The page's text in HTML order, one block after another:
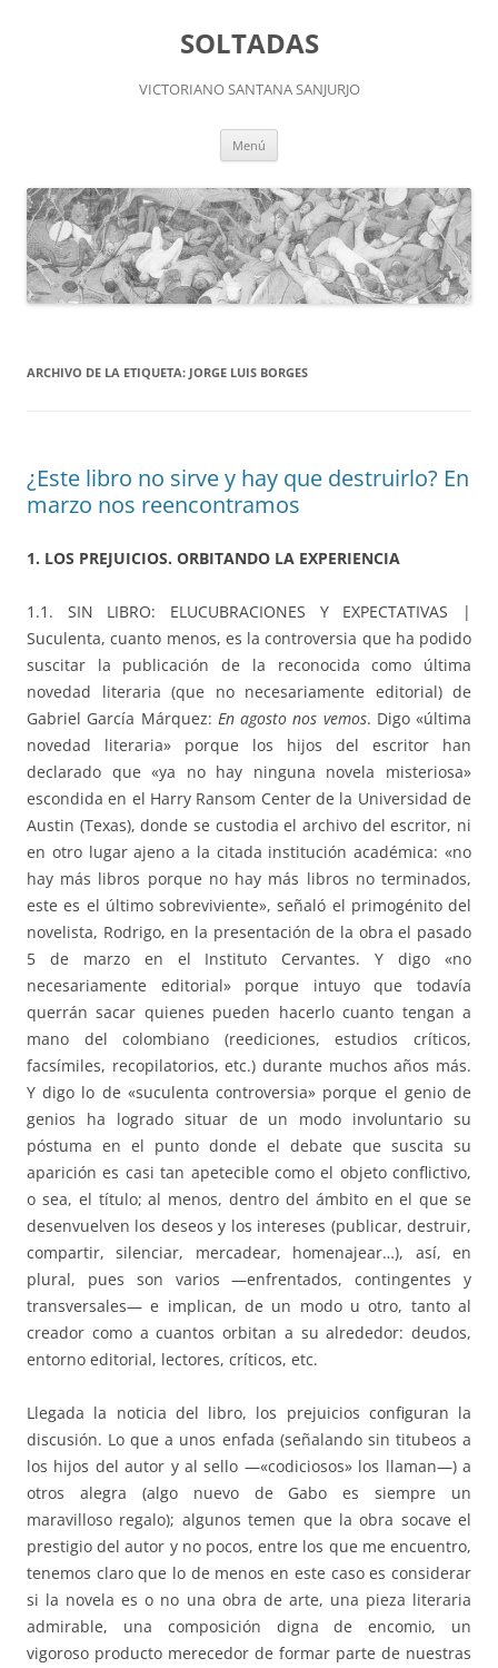
SOLTADAS
VICTORIANO SANTANA SANJURJO
Menú
ARCHIVO DE LA ETIQUETA: JORGE LUIS BORGES
¿Este libro no sirve y hay que destruirlo? En
marzo nos reencontramos
1. LOS PREJUICIOS. ORBITANDO LA EXPERIENCIA
1.1. SIN LIBRO: ELUCUBRACIONES Y EXPECTATIVAS |
Suculenta, cuanto menos, es la controversia que ha podido
suscitar la publicación de la reconocida como última
novedad literaria (que no necesariamente editorial) de
Gabriel García Márquez: En agosto nos vemos. Digo «última
novedad literaria» porque los hijos del escritor han
declarado que «ya no hay ninguna novela misteriosa»
escondida en el Harry Ransom Center de la Universidad de
Austin (Texas), donde se custodia el archivo del escritor, ni
en otro lugar ajeno a la citada institución académica: «no
hay más libros porque no hay más libros no terminados,
este es el último sobreviviente», señaló el primogénito del
novelista, Rodrigo, en la presentación de la obra el pasado
5 de marzo en el Instituto Cervantes. Y digo «no
necesariamente editorial» porque intuyo que todavía
querrán sacar quienes pueden hacerlo cuanto tengan a
mano del colombiano (reediciones, estudios críticos,
facsímiles, recopilatorios, etc.) durante muchos años más.
Y digo lo de «suculenta controversia» porque el genio de
genios ha logrado situar de un modo involuntario su
póstuma en el punto donde el debate que suscita su
aparición es casi tan apetecible como el objeto conflictivo,
o sea, el título; al menos, dentro del ámbito en el que se
desenvuelven los deseos y los intereses (publicar, destruir,
compartir, silenciar, mercadear, homenajear…), así, en
plural, pues son varios —enfrentados, contingentes y
transversales— e implican, de un modo u otro, tanto al
creador como a cuantos orbitan a su alrededor: deudos,
entorno editorial, lectores, críticos, etc.
Llegada la noticia del libro, los prejuicios configuran la
discusión. Lo que a unos enfada (señalando sin titubeos a
los hijos del autor y al sello —«codiciosos» los llaman—) a
otros alegra (algo nuevo de Gabo es siempre un
maravilloso regalo); algunos temen que la obra socave el
prestigio del autor y no pocos, entre los que me encuentro,
tenemos claro que lo de menos en este caso es considerar
si la novela es o no una obra de arte, una pieza literaria
admirable, una composición digna de encomio, un
vigoroso producto merecedor de formar parte de nuestras